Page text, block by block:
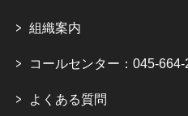
組織案内
コールセンター：045-664-
よくある質問